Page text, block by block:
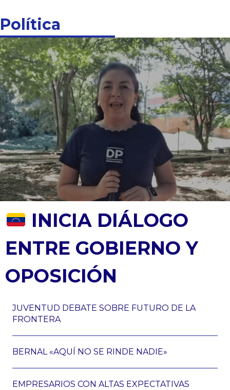
Política
INICIA DIÁLOGO
ENTRE GOBIERNO Y
OPOSICIÓN
JUVENTUD DEBATE SOBRE FUTURO DE LA
FRONTERA
BERNAL «AQUÍ NO SE RINDE NADIE»
EMPRESARIOS CON ALTAS EXPECTATIVAS